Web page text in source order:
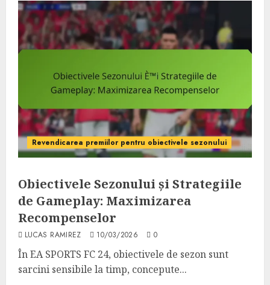
Revendicarea premiilor pentru obiectivele sezonului
Obiectivele Sezonului și Strategiile
de Gameplay: Maximizarea
Recompenselor
LUCAS RAMIREZ 10/03/2026 0
În EA SPORTS FC 24, obiectivele de sezon sunt
sarcini sensibile la timp, concepute...